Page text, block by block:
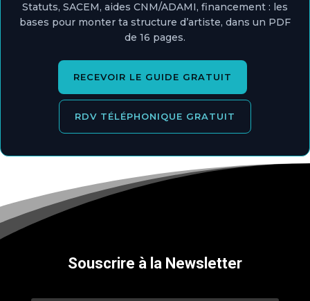
Statuts, SACEM, aides CNM/ADAMI, financement : les
bases pour monter ta structure d’artiste, dans un PDF
de 16 pages.
RECEVOIR LE GUIDE GRATUIT
RDV TÉLÉPHONIQUE GRATUIT
Souscrire à la Newsletter